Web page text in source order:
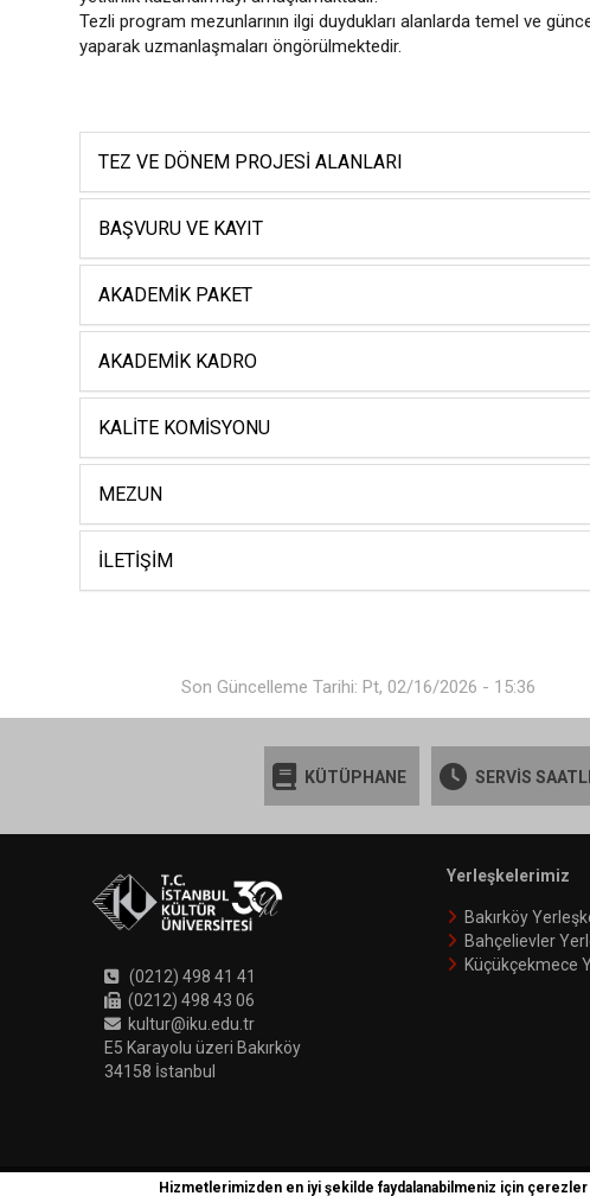
Tezli program mezunlarının ilgi duydukları alanlarda temel ve
yaparak uzmanlaşmaları öngörülmektedir.
TEZ VE DÖNEM PROJESI ALANLARI
BAŞVURU VE KAYIT
AKADEMIK PAKET
AKADEMIK KADRO
KALITE KOMISYONU
MEZUN
İLETIŞIM
Son Güncelleme Tarihi: Pt, 02/16/2026 - 15:36
KÜTÜPHANE SERVİS
(0212) 498 41 41
(0212) 498 43 06
kultur@iku.edu.tr
E5 Karayolu üzeri Bakırköy
34158 İstanbul
Yerleşkelerimiz
Bakırköy
Bahçelievler
Küçükçekmece
Hizmetlerimizden en iyi şekilde faydalanabilmeniz için